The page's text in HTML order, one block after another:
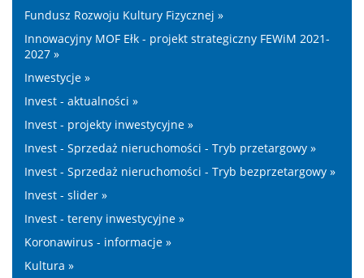
Fundusz Rozwoju Kultury Fizycznej »
Innowacyjny MOF Ełk - projekt strategiczny FEWiM 2021-
2027 »
Inwestycje »
Invest - aktualności »
Invest - projekty inwestycyjne »
Invest - Sprzedaż nieruchomości - Tryb przetargowy »
Invest - Sprzedaż nieruchomości - Tryb bezprzetargowy »
Invest - slider »
Invest - tereny inwestycyjne »
Koronawirus - informacje »
Kultura »